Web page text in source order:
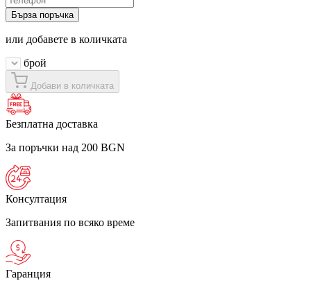
Бърза поръчка
или добавете в количката
брой
Добави в количката
Безплатна доставка
За поръчки над 200 BGN
Консултация
Запитвания по всяко време
Гаранция